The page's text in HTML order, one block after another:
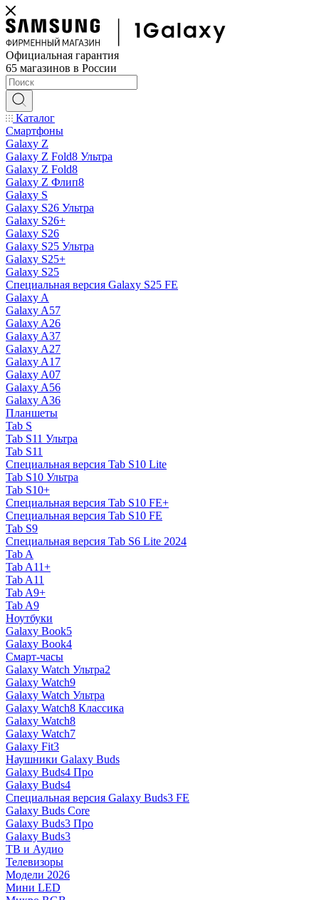
Официальная гарантия
65 магазинов в России
Каталог
Смартфоны
Galaxy Z
Galaxy Z Fold8 Ультра
Galaxy Z Fold8
Galaxy Z Флип8
Galaxy S
Galaxy S26 Ультра
Galaxy S26+
Galaxy S26
Galaxy S25 Ультра
Galaxy S25+
Galaxy S25
Специальная версия Galaxy S25 FE
Galaxy A
Galaxy A57
Galaxy A26
Galaxy A37
Galaxy A27
Galaxy A17
Galaxy A07
Galaxy A56
Galaxy A36
Планшеты
Tab S
Tab S11 Ультра
Tab S11
Специальная версия Tab S10 Lite
Tab S10 Ультра
Tab S10+
Специальная версия Tab S10 FE+
Специальная версия Tab S10 FE
Tab S9
Специальная версия Tab S6 Lite 2024
Tab A
Tab A11+
Tab A11
Tab A9+
Tab A9
Ноутбуки
Galaxy Book5
Galaxy Book4
Смарт-часы
Galaxy Watch Ультра2
Galaxy Watch9
Galaxy Watch Ультра
Galaxy Watch8 Классика
Galaxy Watch8
Galaxy Watch7
Galaxy Fit3
Наушники Galaxy Buds
Galaxy Buds4 Про
Galaxy Buds4
Специальная версия Galaxy Buds3 FE
Galaxy Buds Core
Galaxy Buds3 Про
Galaxy Buds3
ТВ и Аудио
Телевизоры
Модели 2026
Мини LED